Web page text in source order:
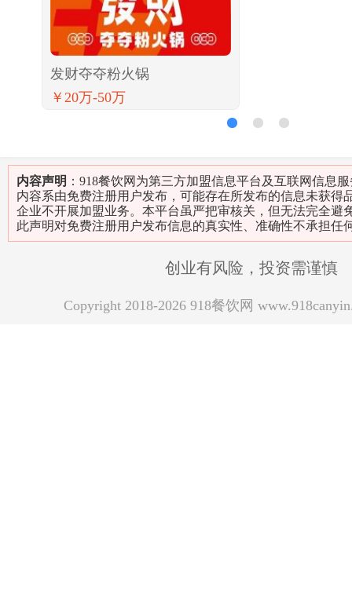
发财夺夺粉火锅
￥20万-50万
内容声明 ：918餐饮网为第三方加盟信息平台及互联网信息
内容系由免费注册用户发布，可能存在所发布的信息未获得
企业不开展加盟业务。本平台虽严把审核关，但无法完全避
此声明对免费注册用户发布信息的真实性、准确性不承担任
创业有风险，投资需谨慎
Copyright 2018-2026 918餐饮网